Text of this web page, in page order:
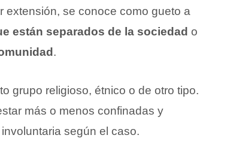
extensión, se conoce como gueto a
están separados de la sociedad o
.
grupo religioso, étnico o de otro tipo.
más o menos confinadas y
según el caso.